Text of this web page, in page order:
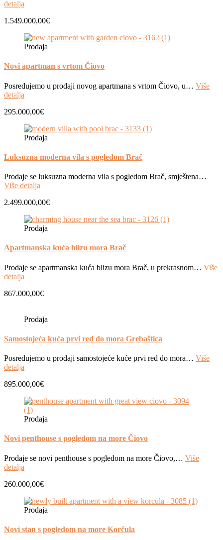
detalja
1.549.000,00€
Prodaja
Novi apartman s vrtom Čiovo
Posredujemo u prodaji novog apartmana s vrtom Čiovo, u… Više
detalja
295.000,00€
Prodaja
Luksuzna moderna vila s pogledom Brač
Prodaje se luksuzna moderna vila s pogledom Brač, smještena…
Više detalja
2.499.000,00€
Prodaja
Apartmanska kuća blizu mora Brač
Prodaje se apartmanska kuća blizu mora Brač, u prekrasnom… Više
detalja
867.000,00€
Prodaja
Samostojeća kuća prvi red do mora Grebaštica
Posredujemo u prodaji samostojeće kuće prvi red do mora… Više
detalja
895.000,00€
Prodaja
Novi penthouse s pogledom na more Čiovo
Prodaje se novi penthouse s pogledom na more Čiovo,… Više
detalja
260.000,00€
Prodaja
Novi stan s pogledom na more Korčula